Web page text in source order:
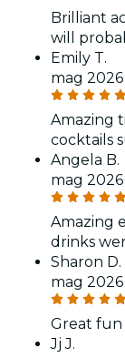
Brilliant
will
Emily T.
mag 2026
Amazing
cocktails
Angela B.
mag 2026
Amazing
drinks
Sharon D.
mag 2026
Great fun
Jj J.